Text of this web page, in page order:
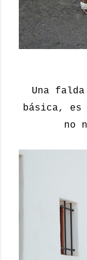
Una
básica, es
no